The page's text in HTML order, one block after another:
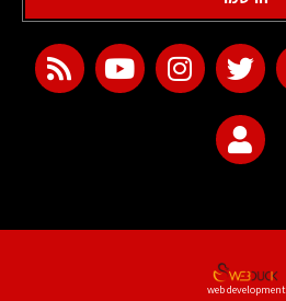
web development